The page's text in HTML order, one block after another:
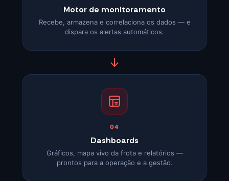
Motor de monitoramento
Recebe, armazena e correlaciona os dados — e
dispara os alertas automáticos.
04
Dashboards
Gráficos, mapa vivo da frota e relatórios —
prontos para a operação e a gestão.